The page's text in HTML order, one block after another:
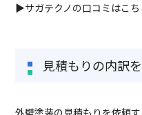
▶サガテクノの口コミはこ
見積もりの内訳